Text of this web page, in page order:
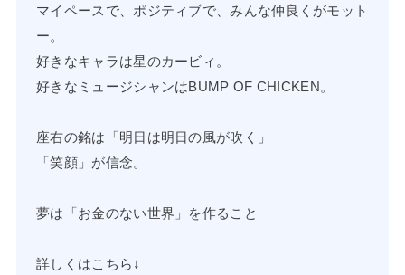
マイペースで、ポジティブで、みんな仲良くがモット
ー。
好きなキャラは星のカービィ。
好きなミュージシャンはBUMP OF CHICKEN。
座右の銘は「明日は明日の風が吹く」
「笑顔」が信念。
夢は「お金のない世界」を作ること
詳しくはこちら↓